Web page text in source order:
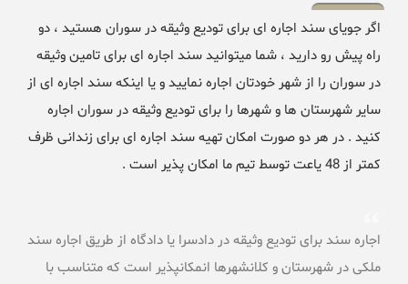
اگر جویای سند اجاره ای برای تودیع وثیقه در سوران هستید ، دو
راه پیش رو دارید ، شما میتوانید سند اجاره ای برای تامین وثیقه
در سوران را از شهر خودتان اجاره نمایید و یا اینکه سند اجاره ای از
سایر شهرستان ها و شهرها را برای تودیع وثیقه در سوران اجاره
کنید . در هر دو صورت امکان تهیه سند اجاره ای برای زندانی ظرف
کمتر از 48 یاعت توسط تیم ما امکان پذیر است .
اجاره سند برای تودیع وثیقه در دادسرا یا دادگاه از طریق اجاره سند
ملکی در شهرستان و کلانشهرها انمکانپذیر است که متناسب با